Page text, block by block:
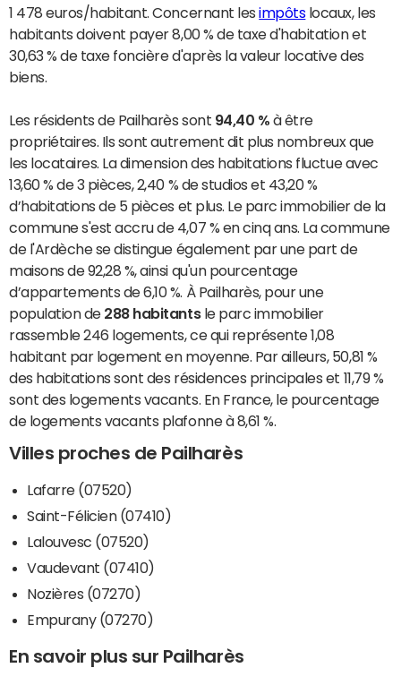
1 478 euros/habitant. Concernant lesimpôtslocaux, les
habitants doivent payer 8,00 % de taxe d'habitation et
30,63 % de taxe foncière d'après la valeur locative des
biens.
Les résidents de Pailharès sont 94,40 % à être
propriétaires. Ils sont autrement dit plus nombreux que
les locataires. La dimension des habitations fluctue avec
13,60 % de 3 pièces, 2,40 % de studios et 43,20 %
d’habitations de 5 pièces et plus. Le parc immobilier de la
commune s'est accru de 4,07 % en cinq ans. La commune
de l'Ardèche se distingue également par une part de
maisons de 92,28 %, ainsi qu'un pourcentage
d’appartements de 6,10 %. À Pailharès, pour une
population de 288 habitantsle parc immobilier
rassemble 246 logements, ce qui représente 1,08
habitant par logement en moyenne. Par ailleurs, 50,81 %
des habitations sont des résidences principales et 11,79 %
sont des logements vacants. En France, le pourcentage
de logements vacants plafonne à 8,61 %.
Villes proches de Pailharès
Lafarre (07520)
Saint-Félicien (07410)
Lalouvesc (07520)
Vaudevant (07410)
Nozières (07270)
Empurany (07270)
En savoir plus sur Pailharès